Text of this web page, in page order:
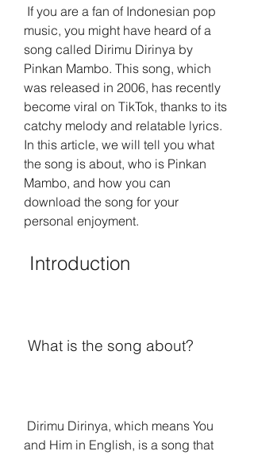
music, you might have heard of a
song called Dirimu Dirinya by
Pinkan Mambo. This song, which
was released in 2006, has recently
become viral on TikTok, thanks to its
catchy melody and relatable lyrics.
In this article, we will tell you what
the song is about, who is Pinkan
Mambo, and how you can
download the song for your
personal enjoyment.
Introduction
What is the song about?
and Him in English, is a song that